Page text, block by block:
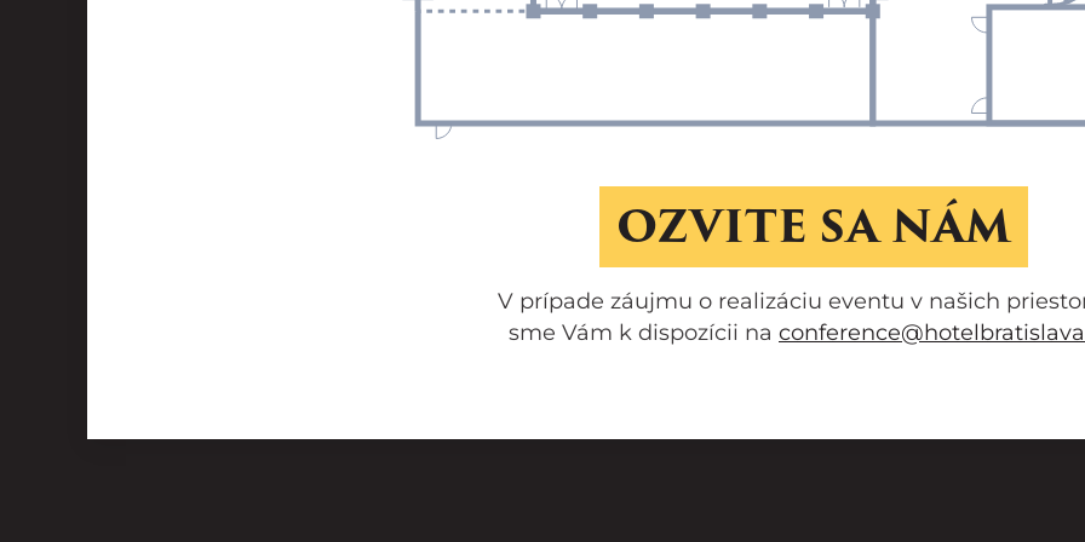
OZVITE SA NÁM
V prípade záujmu o realizáciu eventu v našich
sme Vám k dispozícii na